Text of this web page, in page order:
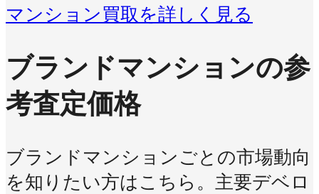
マンション買取を詳しく見る
ブランドマンションの参
考査定価格
ブランドマンションごとの市場動向
を知りたい方はこちら。主要デベロ